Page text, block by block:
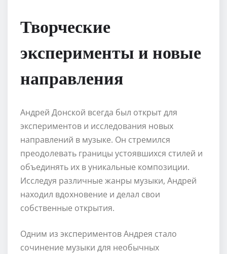
Творческие
эксперименты и новые
направления
Андрей Донской всегда был открыт для
экспериментов и исследования новых
направлений в музыке. Он стремился
преодолевать границы устоявшихся стилей и
объединять их в уникальные композиции.
Исследуя различные жанры музыки, Андрей
находил вдохновение и делал свои
собственные открытия.
Одним из экспериментов Андрея стало
сочинение музыки для необычных